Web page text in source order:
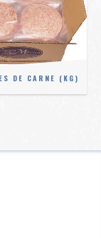
DE CARNE (KG)